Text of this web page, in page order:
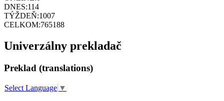
DNES:114
TÝŽDEŇ:1007
CELKOM:765188
Univerzálny prekladač
Preklad (translations)
Select Language ▼